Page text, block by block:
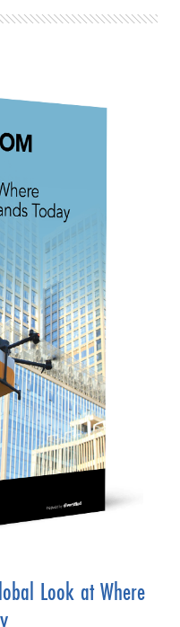
Look at Where